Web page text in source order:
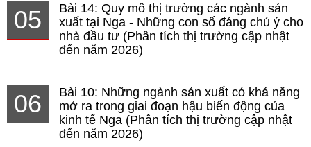
05
Bài 14: Quy mô thị trường các ngành sản
xuất tại Nga - Những con số đáng chú ý cho
nhà đầu tư (Phân tích thị trường cập nhật
đến năm 2026)
06
Bài 10: Những ngành sản xuất có khả năng
mở ra trong giai đoạn hậu biến động của
kinh tế Nga (Phân tích thị trường cập nhật
đến năm 2026)